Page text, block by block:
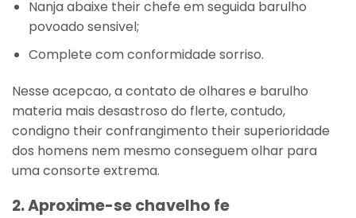
Nanja abaixe their chefe em seguida barulho
povoado sensivel;
Complete com conformidade sorriso.
Nesse acepcao, a contato de olhares e barulho
materia mais desastroso do flerte, contudo,
condigno their confrangimento their superioridade
dos homens nem mesmo conseguem olhar para
uma consorte extrema.
2. Aproxime-se chavelho fe